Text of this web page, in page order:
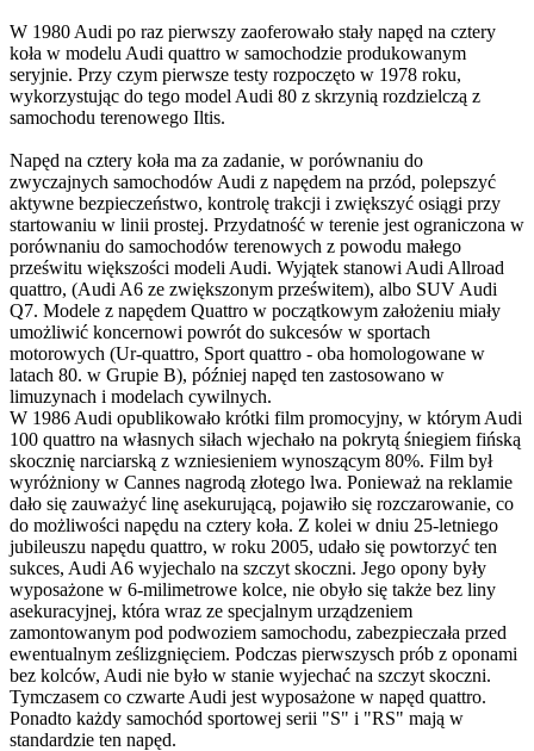
W 1980 Audi po raz pierwszy zaoferowało stały napęd na cztery
koła w modelu Audi quattro w samochodzie produkowanym
seryjnie. Przy czym pierwsze testy rozpoczęto w 1978 roku,
wykorzystując do tego model Audi 80 z skrzynią rozdzielczą z
samochodu terenowego Iltis.
Napęd na cztery koła ma za zadanie, w porównaniu do
zwyczajnych samochodów Audi z napędem na przód, polepszyć
aktywne bezpieczeństwo, kontrolę trakcji i zwiększyć osiągi przy
startowaniu w linii prostej. Przydatność w terenie jest ograniczona w
porównaniu do samochodów terenowych z powodu małego
prześwitu większości modeli Audi. Wyjątek stanowi Audi Allroad
quattro, (Audi A6 ze zwiększonym prześwitem), albo SUV Audi
Q7. Modele z napędem Quattro w początkowym założeniu miały
umożliwić koncernowi powrót do sukcesów w sportach
motorowych (Ur-quattro, Sport quattro - oba homologowane w
latach 80. w Grupie B), później napęd ten zastosowano w
limuzynach i modelach cywilnych.
W 1986 Audi opublikowało krótki film promocyjny, w którym Audi
100 quattro na własnych siłach wjechało na pokrytą śniegiem fińską
skocznię narciarską z wzniesieniem wynoszącym 80%. Film był
wyróżniony w Cannes nagrodą złotego lwa. Ponieważ na reklamie
dało się zauważyć linę asekurującą, pojawiło się rozczarowanie, co
do możliwości napędu na cztery koła. Z kolei w dniu 25-letniego
jubileuszu napędu quattro, w roku 2005, udało się powtorzyć ten
sukces, Audi A6 wyjechalo na szczyt skoczni. Jego opony były
wyposażone w 6-milimetrowe kolce, nie obyło się także bez liny
asekuracyjnej, która wraz ze specjalnym urządzeniem
zamontowanym pod podwoziem samochodu, zabezpieczała przed
ewentualnym ześlizgnięciem. Podczas pierwszysch prób z oponami
bez kolców, Audi nie było w stanie wyjechać na szczyt skoczni.
Tymczasem co czwarte Audi jest wyposażone w napęd quattro.
Ponadto każdy samochód sportowej serii "S" i "RS" mają w
standardzie ten napęd.